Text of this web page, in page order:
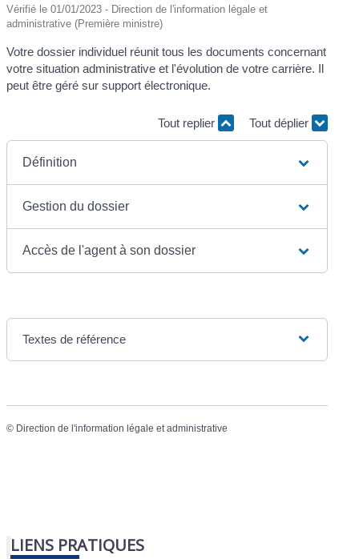
Vérifié le 01/01/2023 - Direction de l'information légale et
administrative (Première ministre)
Votre dossier individuel réunit tous les documents concernant
votre situation administrative et l'évolution de votre carrière. Il
peut être géré sur support électronique.
Tout replier Tout déplier
Définition
Gestion du dossier
Accès de l'agent à son dossier
Textes de référence
© Direction de l'information légale et administrative
LIENS PRATIQUES